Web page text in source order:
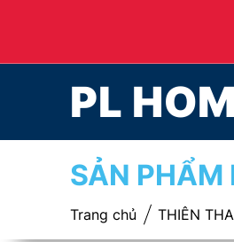
PL
SẢN PHẨM
Trang chủ THIÊN